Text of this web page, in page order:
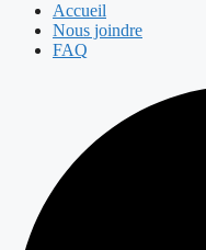
Accueil
Nous joindre
FAQ